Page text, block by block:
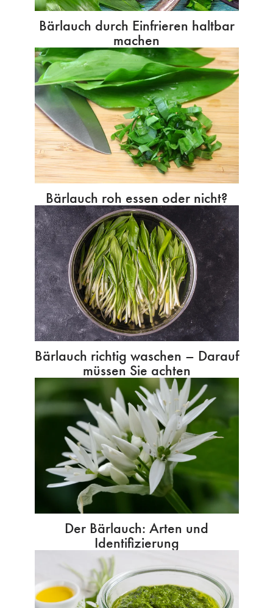
Bärlauch durch Einfrieren haltbar
machen
Bärlauch roh essen oder nicht?
Bärlauch richtig waschen – Darauf
müssen Sie achten
Der Bärlauch: Arten und
Identifizierung